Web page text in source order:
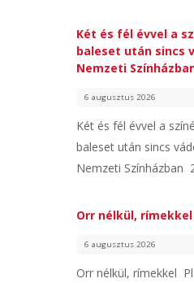
Két és fél évvel a
baleset után sincs
Nemzeti
6 augusztus 2026
Két és fél évvel a
baleset után sincs
Nemzeti Színházban
Orr nélkül,
6 augusztus 2026
Orr nélkül, rímekkel